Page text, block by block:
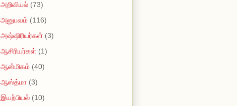
அறிவியல் (73)
அனுபவம் (116)
அஷ்ஷிரியர்கள் (3)
ஆசிரியர்கள் (1)
ஆன்மிகம் (40)
ஆஸ்த்மா (3)
இயற்பியல் (10)